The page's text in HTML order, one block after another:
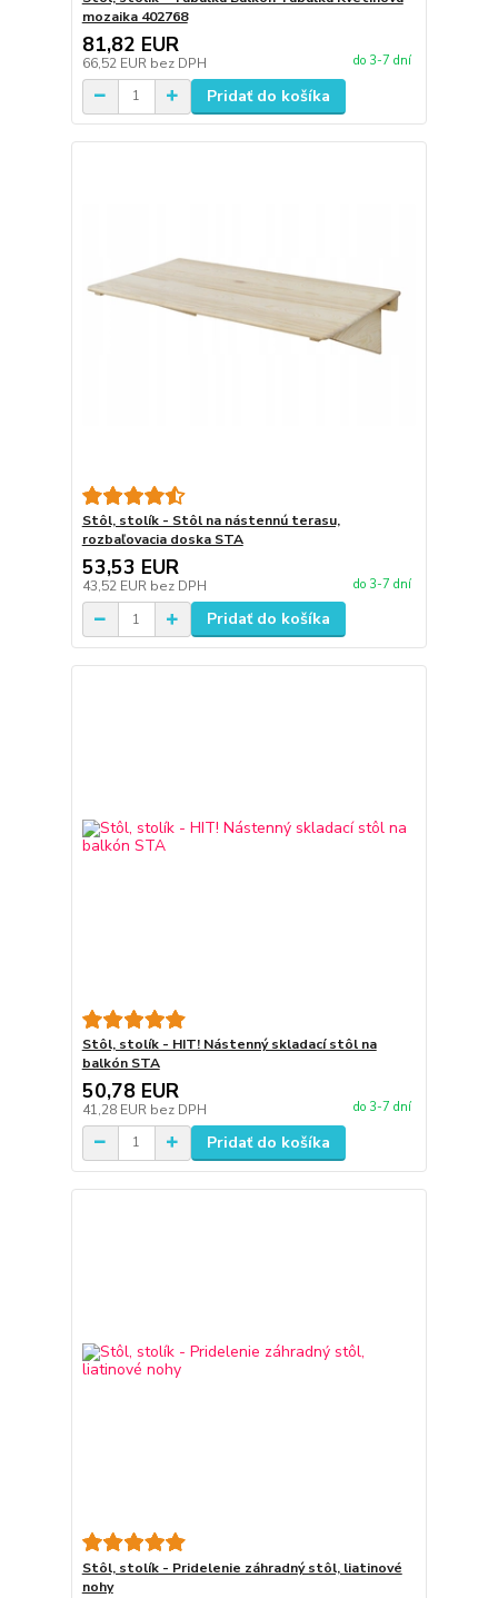
mozaika 402768
81,82 EUR
66,52 EUR bez DPH do 3-7 dní
Pridať do košíka
Stôl, stolík - Stôl na nástennú terasu,
rozbaľovacia doska STA
53,53 EUR
43,52 EUR bez DPH do 3-7 dní
Pridať do košíka
Stôl, stolík - HIT! Nástenný skladací stôl na
balkón STA
50,78 EUR
41,28 EUR bez DPH do 3-7 dní
Pridať do košíka
Stôl, stolík - Pridelenie záhradný stôl, liatinové
nohy